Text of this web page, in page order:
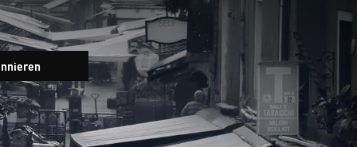
Newsletter
Eingabefeld